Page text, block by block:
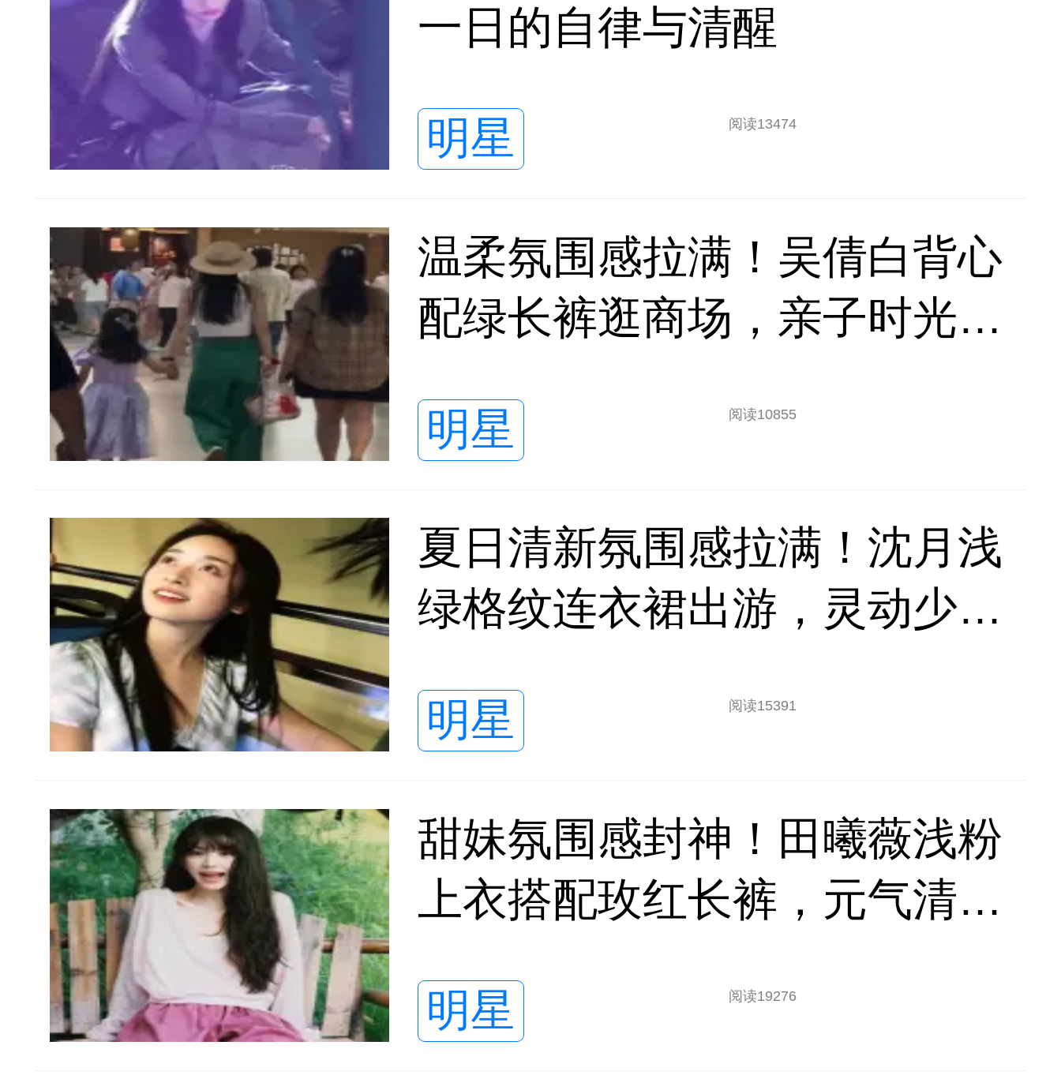
一日的自律与清醒
明星 阅读13474
温柔氛围感拉满！吴倩白背心
配绿长裤逛商场，亲子时光松
明星 阅读10855
夏日清新氛围感拉满！沈月浅
绿格纹连衣裙出游，灵动少女
明星 阅读15391
甜妹氛围感封神！田曦薇浅粉
上衣搭配玫红长裤，元气清甜
明星 阅读19276